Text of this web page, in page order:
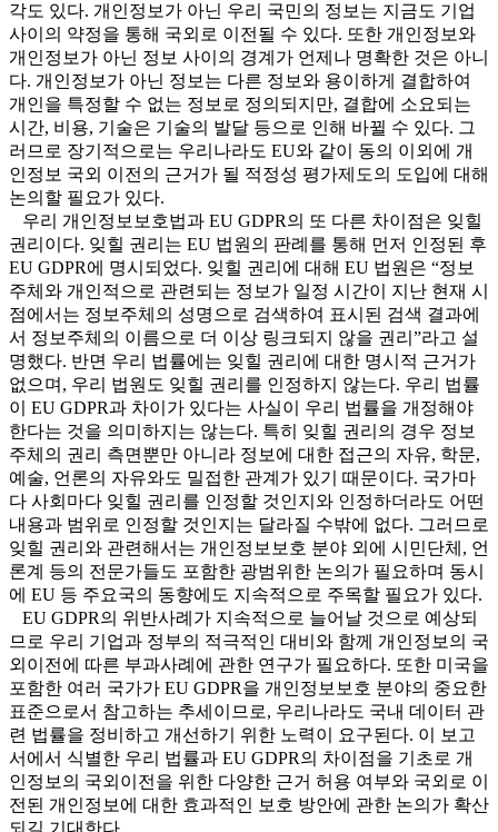
각도 있다. 개인정보가 아닌 우리 국민의 정보는 지금도 기업
사이의 약정을 통해 국외로 이전될 수 있다. 또한 개인정보와
개인정보가 아닌 정보 사이의 경계가 언제나 명확한 것은 아니
다. 개인정보가 아닌 정보는 다른 정보와 용이하게 결합하여
개인을 특정할 수 없는 정보로 정의되지만, 결합에 소요되는
시간, 비용, 기술은 기술의 발달 등으로 인해 바뀔 수 있다. 그
러므로 장기적으로는 우리나라도 EU와 같이 동의 이외에 개
인정보 국외 이전의 근거가 될 적정성 평가제도의 도입에 대해
논의할 필요가 있다.
우리 개인정보보호법과 EU GDPR의 또 다른 차이점은 잊힐
권리이다. 잊힐 권리는 EU 법원의 판례를 통해 먼저 인정된 후
EU GDPR에 명시되었다. 잊힐 권리에 대해 EU 법원은 “정보
주체와 개인적으로 관련되는 정보가 일정 시간이 지난 현재 시
점에서는 정보주체의 성명으로 검색하여 표시된 검색 결과에
서 정보주체의 이름으로 더 이상 링크되지 않을 권리”라고 설
명했다. 반면 우리 법률에는 잊힐 권리에 대한 명시적 근거가
없으며, 우리 법원도 잊힐 권리를 인정하지 않는다. 우리 법률
이 EU GDPR과 차이가 있다는 사실이 우리 법률을 개정해야
한다는 것을 의미하지는 않는다. 특히 잊힐 권리의 경우 정보
주체의 권리 측면뿐만 아니라 정보에 대한 접근의 자유, 학문,
예술, 언론의 자유와도 밀접한 관계가 있기 때문이다. 국가마
다 사회마다 잊힐 권리를 인정할 것인지와 인정하더라도 어떤
내용과 범위로 인정할 것인지는 달라질 수밖에 없다. 그러므로
잊힐 권리와 관련해서는 개인정보보호 분야 외에 시민단체, 언
론계 등의 전문가들도 포함한 광범위한 논의가 필요하며 동시
에 EU 등 주요국의 동향에도 지속적으로 주목할 필요가 있다.
EU GDPR의 위반사례가 지속적으로 늘어날 것으로 예상되
므로 우리 기업과 정부의 적극적인 대비와 함께 개인정보의 국
외이전에 따른 부과사례에 관한 연구가 필요하다. 또한 미국을
포함한 여러 국가가 EU GDPR을 개인정보보호 분야의 중요한
표준으로서 참고하는 추세이므로, 우리나라도 국내 데이터 관
련 법률을 정비하고 개선하기 위한 노력이 요구된다. 이 보고
서에서 식별한 우리 법률과 EU GDPR의 차이점을 기초로 개
인정보의 국외이전을 위한 다양한 근거 허용 여부와 국외로 이
전된 개인정보에 대한 효과적인 보호 방안에 관한 논의가 확산